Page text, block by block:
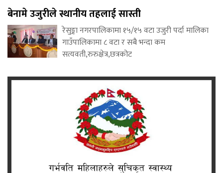
बेनामे उजुरीले स्थानीय तहलाई सास्ती
रेसुङ्गा नगरपालिकामा १५/१५ वटा उजुरी पर्दा मालिका
गाउँपालिकामा ८ वटा र सबै भन्दा कम
सत्यवती,रुरुक्षेत्र,छत्रकोट